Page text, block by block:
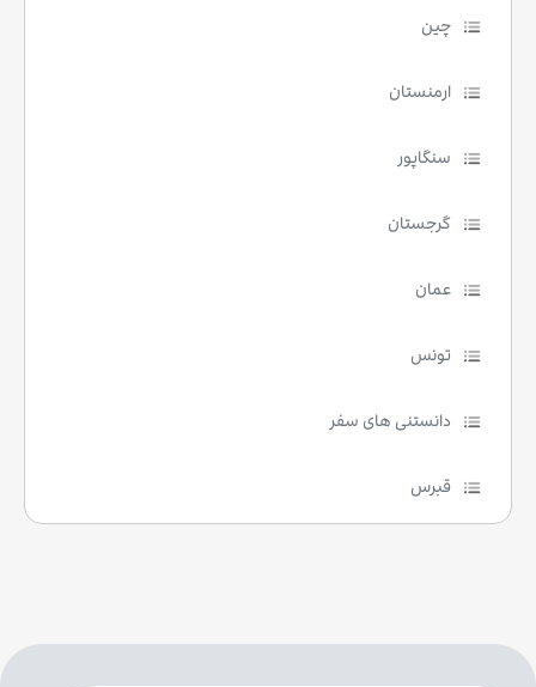
چین
ارمنستان
سنگاپور
گرجستان
عمان
تونس
دانستنی های سفر
قبرس